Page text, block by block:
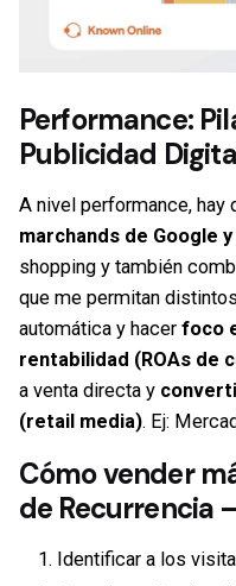
Performance:
Publicidad
A nivel performance, hay
marchands de Google
shopping y también
que me permitan
automática y hacer foco
rentabilidad (ROAs de
a venta directa y
(retail media). Ej:
Cómo vender
de Recurrencia
Identificar a los